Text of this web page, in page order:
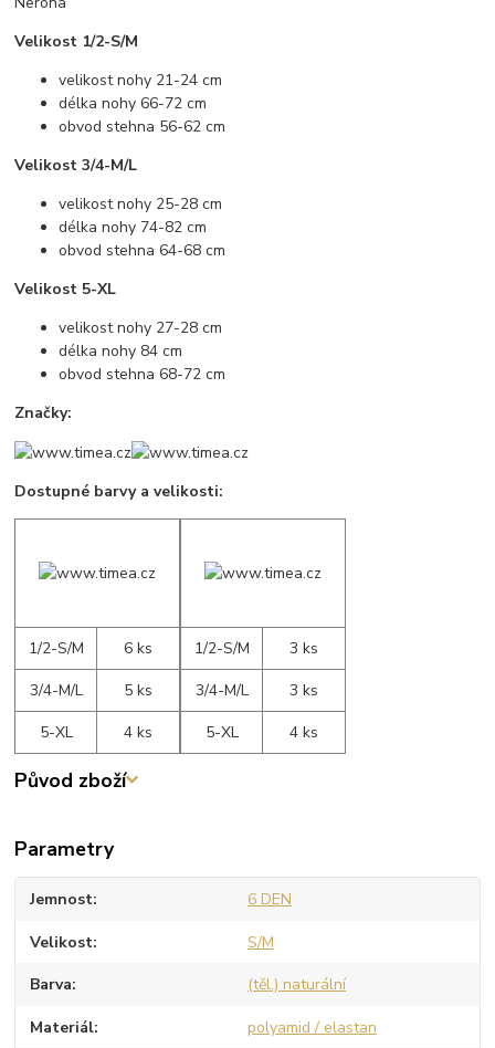
Velikost 1/2-S/M
velikost nohy 21-24 cm
délka nohy 66-72 cm
obvod stehna 56-62 cm
Velikost 3/4-M/L
velikost nohy 25-28 cm
délka nohy 74-82 cm
obvod stehna 64-68 cm
Velikost 5-XL
velikost nohy 27-28 cm
délka nohy 84 cm
obvod stehna 68-72 cm
Značky:
Dostupné barvy a velikosti:
1/2-S/M
6 ks
3/4-M/L
5 ks
5-XL
4 ks
1/2-S/M
3 ks
3/4-M/L
3 ks
5-XL
4 ks
Původ zboží
Parametry
Jemnost 6 DEN
Velikost S/M
Barva (těl.) naturální
Materiál polyamid / elastan